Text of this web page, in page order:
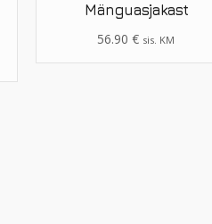
Mänguasjakast
56.90€ sis. KM